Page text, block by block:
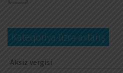
Kateqoriya üzrə axtarış
Aksiz vergisi